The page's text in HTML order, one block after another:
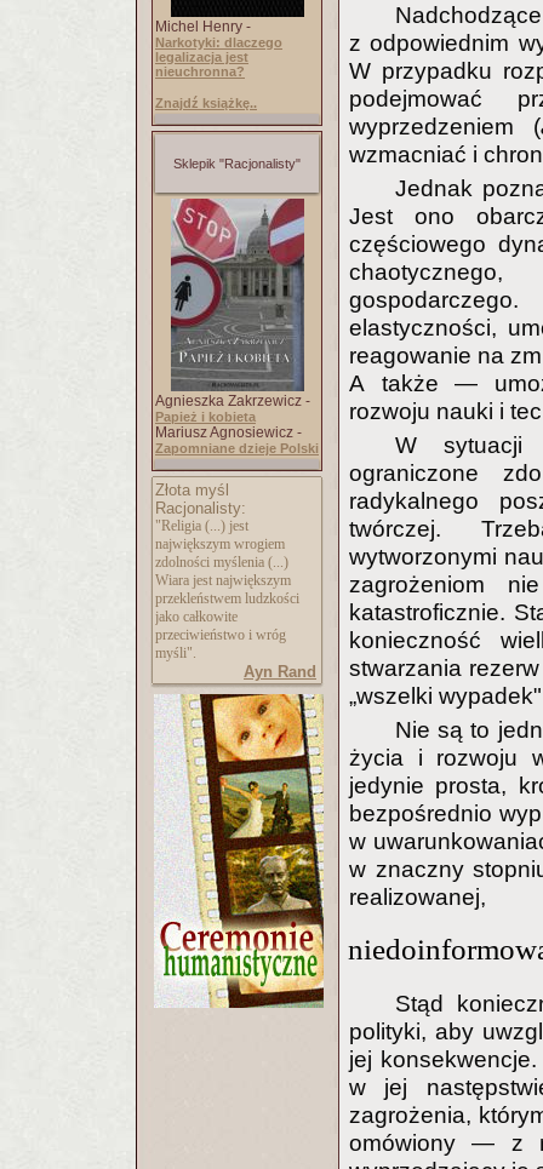
Michel Henry -
Narkotyki: dlaczego
legalizacja jest
nieuchronna?
Znajdź książkę..
Sklepik "Racjonalisty"
Agnieszka Zakrzewicz -
Papież i kobieta
Mariusz Agnosiewicz -
Zapomniane dzieje Polski
Złota myśl
Racjonalisty:
"Religia (...) jest
największym wrogiem
zdolności myślenia (...)
Wiara jest największym
przekleństwem ludzkości
jako całkowite
przeciwieństwo i wróg
myśli".
Ayn Rand
z odpowiednim
W przypadku
podejmować
wyprzedzeniem (
wzmacniać i
Jednak
Jest ono
częściowego
elastyczności,
reagowanie na
A także —
rozwoju nauki i
W sytuacji
ograniczone
radykalnego
twórczej.
wytworzonymi
zagrożeniom
katastroficznie.
konieczność
stwarzania
„wszelki
Nie są to
życia i rozwoju
jedynie prosta,
bezpośrednio
w
w znaczny
realizowanej,
Stąd
polityki, aby
jej
w jej
zagrożenia,
omówiony — z